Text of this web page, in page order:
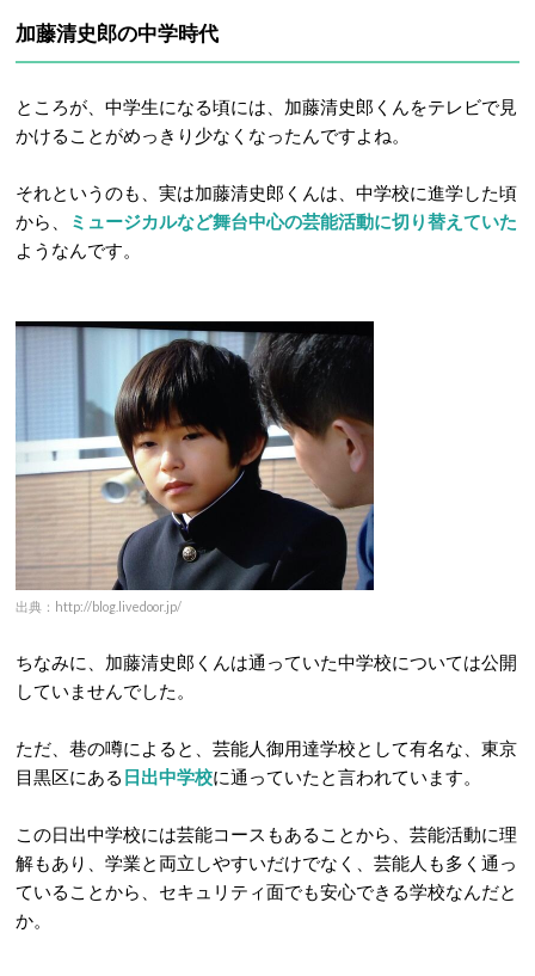
加藤清史郎の中学時代
ところが、中学生になる頃には、加藤清史郎くんをテレビで見
かけることがめっきり少なくなったんですよね。
それというのも、実は加藤清史郎くんは、中学校に進学した頃
から、
ミュージカルなど舞台中心の芸能活動に切り替えていた
ようなんです。
出典：http://blog.livedoor.jp/
ちなみに、加藤清史郎くんは通っていた中学校については公開
していませんでした。
ただ、巷の噂によると、芸能人御用達学校として有名な、東京
目黒区にある 日出中学校に通っていたと言われています。
この日出中学校には芸能コースもあることから、芸能活動に理
解もあり、学業と両立しやすいだけでなく、芸能人も多く通っ
ていることから、セキュリティ面でも安心できる学校なんだと
か。